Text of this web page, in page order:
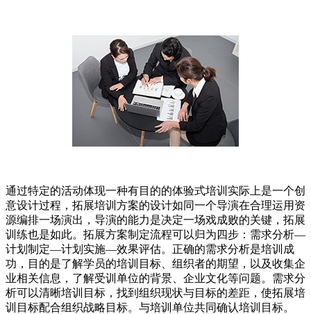
通过特定的活动体现一种有目的的体验式培训实际上是一个创
意设计过程，拓展培训方案的设计如同一个导演在合理运用资
源编排一场演出，导演的能力是决定一场戏成败的关键，拓展
训练也是如此。拓展方案制定流程可以归为四步：需求分析—
计划制定—计划实施—效果评估。正确的需求分析是培训成
功，目的是了解学员的培训目标、组织者的期望，以及收集企
业相关信息，了解受训单位的背景、企业文化等问题。需求分
析可以清晰培训目标，找到组织现状与目标的差距，使拓展培
训目标配合组织战略目标。与培训单位共同确认培训目标。